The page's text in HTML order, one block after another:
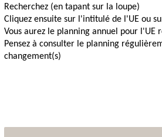
Recherchez (en tapant sur la loupe)
Cliquez ensuite sur l'intitulé de l'UE ou
Vous aurez le planning annuel pour l'UE
Pensez à consulter le planning
changement(s)